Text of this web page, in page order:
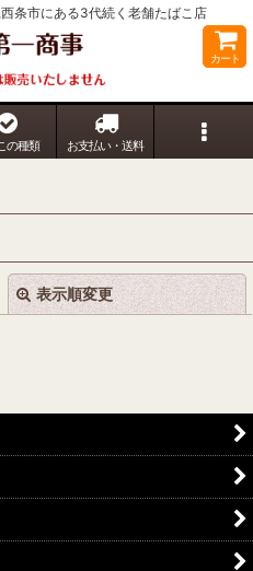
条市にある3代続く老舗たばこ店
カート
の種類 お支払い・送料
表示順変更 閉じる